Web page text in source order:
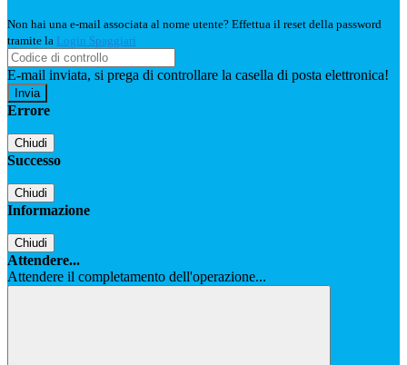
Non hai una e-mail associata al nome utente? Effettua il reset della password
tramite la Login Spaggiari
E-mail inviata, si prega di controllare la casella di posta elettronica!
Errore
Chiudi
Successo
Chiudi
Informazione
Chiudi
Attendere...
Attendere il completamento dell'operazione...